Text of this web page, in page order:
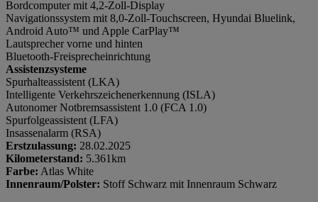
Bordcomputer mit 4,2-Zoll-Display
Navigationssystem mit 8,0-Zoll-Touchscreen, Hyundai Bluelink,
Android Auto™ und Apple CarPlay™
Lautsprecher vorne und hinten
Bluetooth-Freisprecheinrichtung
Assistenzsysteme
Spurhalteassistent (LKA)
Intelligente Verkehrszeichenerkennung (ISLA)
Autonomer Notbremsassistent 1.0 (FCA 1.0)
Spurfolgeassistent (LFA)
Insassenalarm (RSA)
Erstzulassung: 28.02.2025
Kilometerstand: 5.361km
Farbe: Atlas White
Innenraum/Polster: Stoff Schwarz mit Innenraum Schwarz